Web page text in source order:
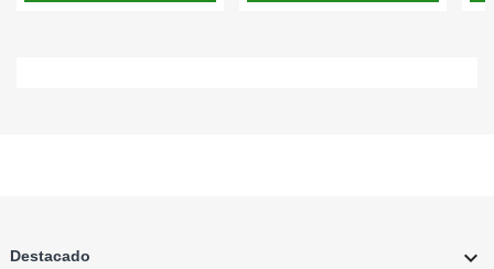
Destacado 